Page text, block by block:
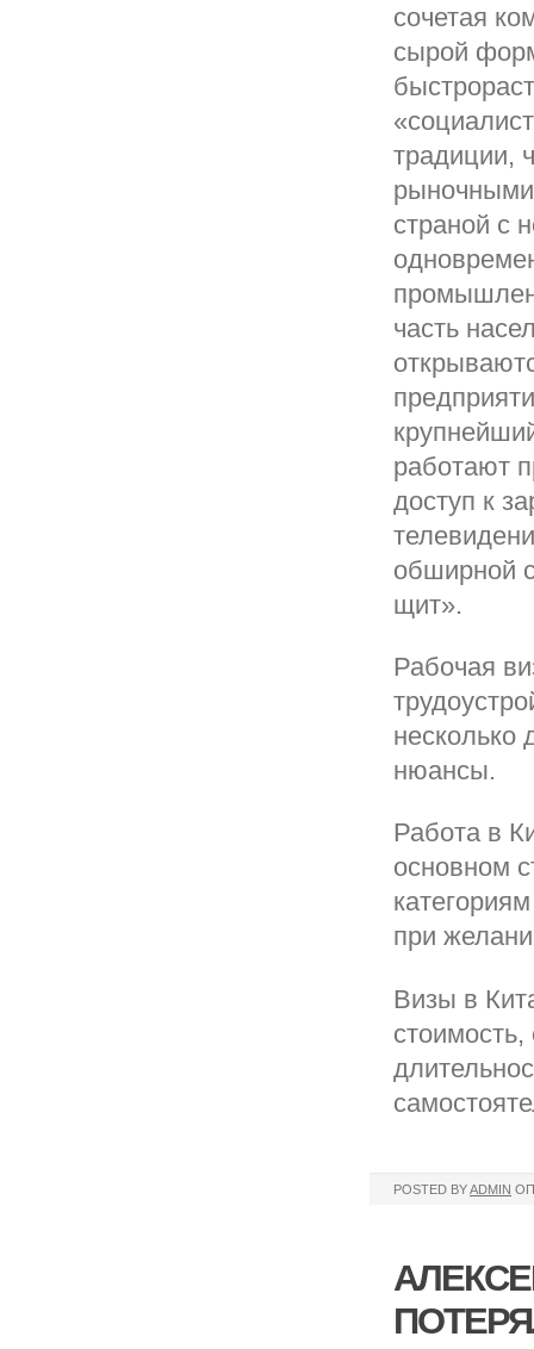
сочетая
сырой
традиции,
страной с
часть
работают
доступ к
обширной
щит».
Рабочая
несколько
нюансы.
Работа в
основном
при
Визы в
POSTED BYADMIN